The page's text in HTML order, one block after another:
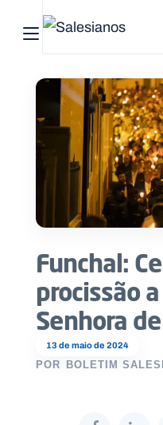
Abrir menu principal
13 de maio de 2024
Funchal:
procissão
Senhora
POR BOLETIM
Pesquisar no
Início
Quem
somos
O
que
fazemos
Recursos
Notícias